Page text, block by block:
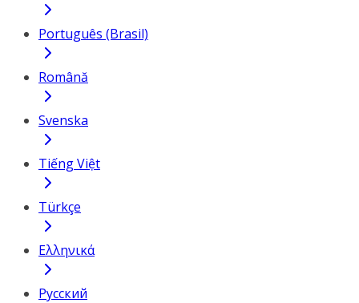
Português (Brasil)
Română
Svenska
Tiếng Việt
Türkçe
Ελληνικά
Русский